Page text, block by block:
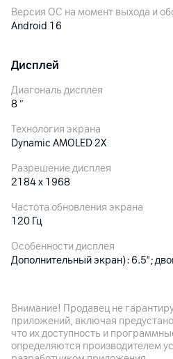
Версия ОС на момент выхода и
Android 16
Дисплей
Диагональ дисплея
8″
Технология экрана
Dynamic AMOLED 2X
Разрешение дисплея
2184 x 1968
Частота обновления экрана
120 Гц
Особенности дисплея
Дополнительный экран): 6.5";
Основная камера
Разрешение камеры
200Мп
Внимание! Продавец не
приложений, включая
что их доступность и
определяются производителем